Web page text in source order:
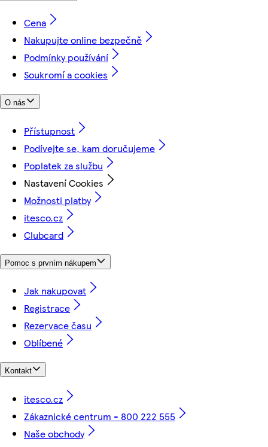
Cena
Nakupujte online bezpečně
Podmínky používání
Soukromí a cookies
O nás
Přístupnost
Podívejte se, kam doručujeme
Poplatek za službu
Nastavení Cookies
Možnosti platby
itesco.cz
Clubcard
Pomoc s prvním nákupem
Jak nakupovat
Registrace
Rezervace času
Oblíbené
Kontakt
itesco.cz
Zákaznické centrum - 800 222 555
Naše obchody